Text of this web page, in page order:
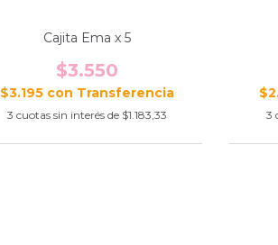
Cajita Ema x 5
$3.550
$3.195 con
3 cuotas sin interés de $1.183,33 3